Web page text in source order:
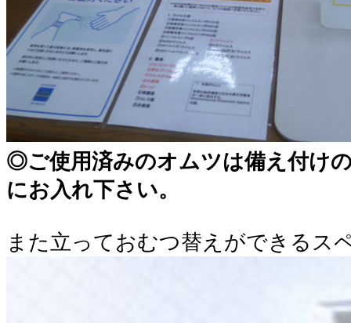
◎ご使用済みのオムツは備え付け
にお入れ下さい。
また立っておむつ替えができるス